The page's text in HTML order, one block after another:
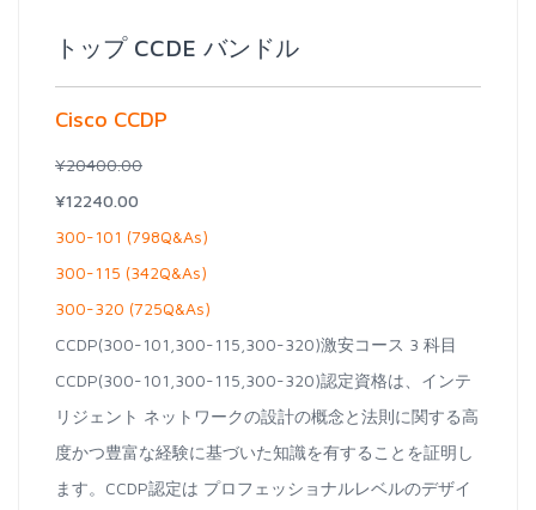
トップ CCDE バンドル
Cisco CCDP
¥20400.00
¥12240.00
300-101 (798Q&As)
300-115 (342Q&As)
300-320 (725Q&As)
CCDP(300-101,300-115,300-320)激安コース 3 科目
CCDP(300-101,300-115,300-320)認定資格は、インテ
リジェント ネットワークの設計の概念と法則に関する高
度かつ豊富な経験に基づいた知識を有することを証明し
ます。CCDP認定は プロフェッショナルレベルのデザイ